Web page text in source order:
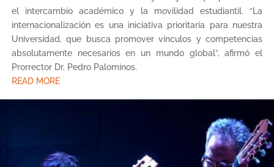
el intercambio académico y la movilidad estudiantil. “La
internacionalización es una iniciativa prioritaria para nuestra
Universidad, que busca promover vínculos y competencias
absolutamente necesarios en un mundo global”, afirmó el
Prorrector Dr. Pedro Palominos.
READ MORE